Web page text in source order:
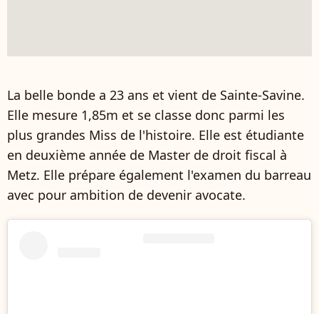
La belle bonde a 23 ans et vient de Sainte-Savine.
Elle mesure 1,85m et se classe donc parmi les
plus grandes Miss de l'histoire. Elle est étudiante
en deuxième année de Master de droit fiscal à
Metz. Elle prépare également l'examen du barreau
avec pour ambition de devenir avocate.